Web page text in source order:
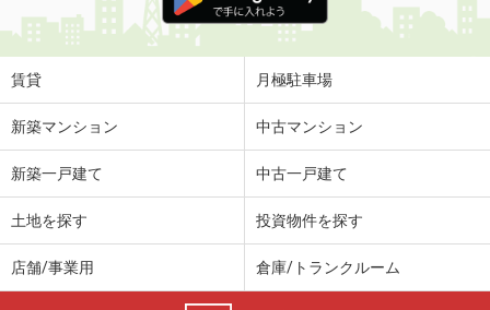
賃貸 月極駐車場
新築マンション 中古マンション
新築一戸建て 中古一戸建て
土地を探す 投資物件を探す
店舗/事業用 倉庫/トランクルーム